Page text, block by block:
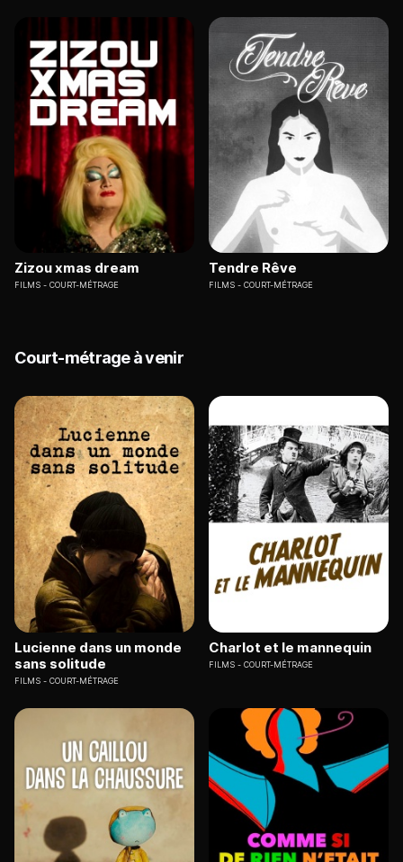
Zizou xmas dream
FILMS COURT-MÉTRAGE
Tendre Rêve
FILMS COURT-MÉTRAGE
Court-métrage à venir
Lucienne dans un monde
sans solitude
FILMS COURT-MÉTRAGE
Charlot et le mannequin
FILMS COURT-MÉTRAGE